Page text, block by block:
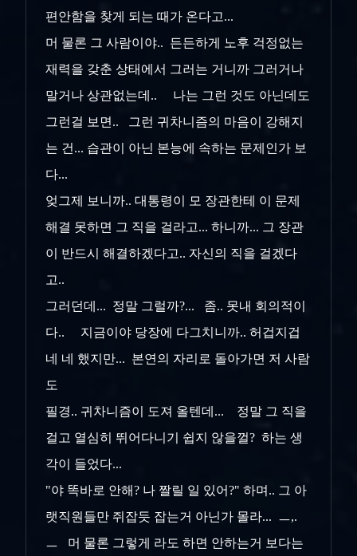
편안함을 찾게 되는 때가 온다고...
머 물론 그 사람이야.. 든든하게 노후 걱정없는
재력을 갖춘 상태에서 그러는 거니까 그러거나
말거나 상관없는데.. 나는 그런 것도 아닌데도
그런걸 보면.. 그런 귀차니즘의 마음이 강해지
는 건... 습관이 아닌 본능에 속하는 문제인가 보
다...
엊그제 보니까.. 대통령이 모 장관한테 이 문제
해결 못하면 그 직을 걸라고... 하니까... 그 장관
이 반드시 해결하겠다고.. 자신의 직을 걸겠다
고..
그러던데... 정말 그럴까?... 좀.. 못내 회의적이
다.. 지금이야 당장에 다그치니까.. 허겁지겁
네 네 했지만... 본연의 자리로 돌아가면 저 사람
도
필경.. 귀차니즘이 도져 올텐데... 정말 그 직을
걸고 열심히 뛰어다니기 쉽지 않을껄? 하는 생
각이 들었다...
"야 똑바로 안해? 나 짤릴 일 있어?" 하며.. 그 아
랫직원들만 쥐잡듯 잡는거 아닌가 몰라... ㅡ,.
ㅡ 머 물론 그렇게 라도 하면 안하는거 보다는